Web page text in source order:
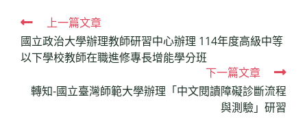
Read
more
articles
上一篇文章
國立政治大學辦理教師研習中心辦理 114年度高級中等
以下學校教師在職進修專長增能學分班
下一篇文章
轉知-國立臺灣師範大學辦理「中文閱讀障礙診斷流程
與測驗」研習